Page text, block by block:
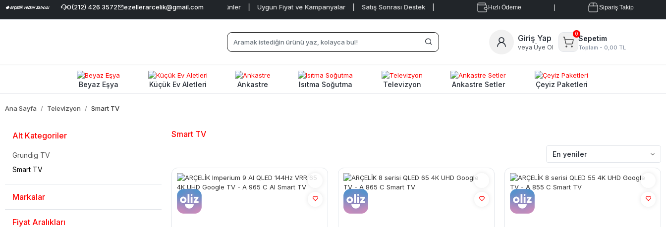
0(212) 426 3572 ezellerarcelik@gmail.com
| Geniş Ürün Yelpazesi | %100 Orijinal ve Garantili Ürünler Uygun Fiyat ve Kampanyalar | Satış Sonrası Destek | Hızlı Ödeme Sipariş Takip
Giriş Yap
veya Üye Ol
0
Sepetim
Toplam - 0,00 TL
Beyaz Eşya Küçük Ev Aletleri Ankastre Isıtma Soğutma Televizyon Ankastre Setler Çeyiz Paketleri
Ana Sayfa Televizyon Smart TV
Alt Kategoriler
Grundig TV
Smart TV
Markalar
Fiyat Aralıkları
Smart TV